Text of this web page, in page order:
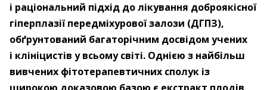
і раціональний підхід до лікування доброякісної
гіперплазії передміхурової залози (ДГПЗ),
обґрунтований багаторічним досвідом учених
і клініцистів у всьому світі. Однією з найбільш
вивчених фітотерапевтичних сполук із